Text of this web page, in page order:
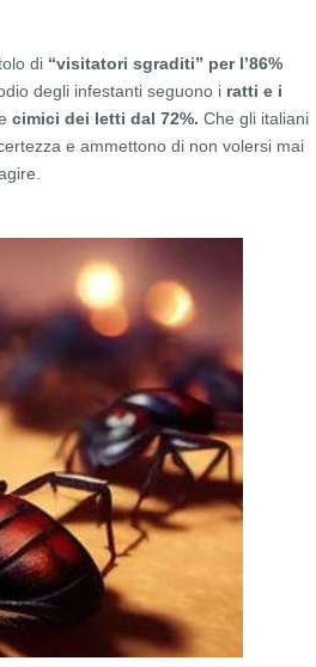
di “visitatori sgraditi” per l’86%
degli infestanti seguono i ratti e i
cimici dei letti dal 72%. Che gli italiani
e ammettono di non volersi mai